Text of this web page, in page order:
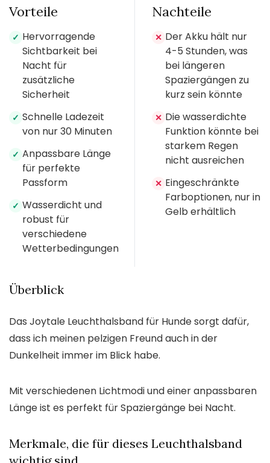
Vorteile
✓ Hervorragende
Sichtbarkeit bei
Nacht für
zusätzliche
Sicherheit
✓ Schnelle Ladezeit
von nur 30 Minuten
✓ Anpassbare Länge
für perfekte
Passform
✓ Wasserdicht und
robust für
verschiedene
Wetterbedingungen
Nachteile
✕ Der Akku hält nur
4-5 Stunden, was
bei längeren
Spaziergängen zu
kurz sein könnte
✕ Die wasserdichte
Funktion könnte bei
starkem Regen
nicht ausreichen
✕ Eingeschränkte
Farboptionen, nur in
Gelb erhältlich
Überblick
Das Joytale Leuchthalsband für Hunde sorgt dafür,
dass ich meinen pelzigen Freund auch in der
Dunkelheit immer im Blick habe.
Mit verschiedenen Lichtmodi und einer anpassbaren
Länge ist es perfekt für Spaziergänge bei Nacht.
Merkmale, die für dieses Leuchthalsband